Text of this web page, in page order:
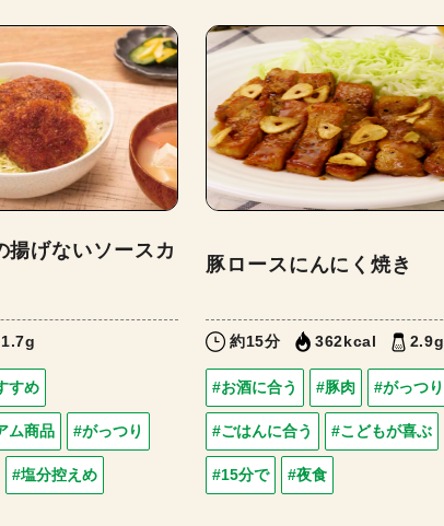
揚げないソースカ
1.7g
すめ
ム商品 #がっつり
#塩分控えめ
豚ロースにんにく焼き
約15分 362kcal 2.9g
#お酒に合う #豚肉 #がっつり
#ごはんに合う #こどもが喜ぶ
#15分で #夜食